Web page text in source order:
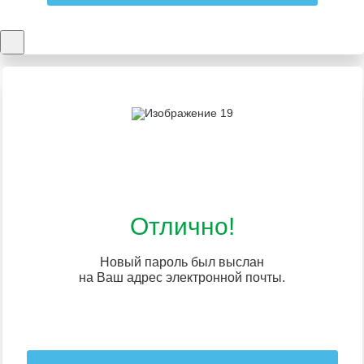
Отлично!
Новый пароль был выслан
на Ваш адрес электронной почты.